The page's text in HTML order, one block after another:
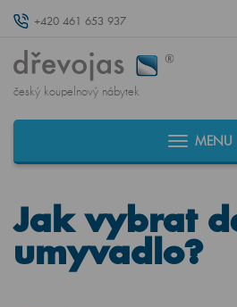
+420 461 653 937
český koupelnový nábytek
MENU
Jak vybrat
umyvadlo?